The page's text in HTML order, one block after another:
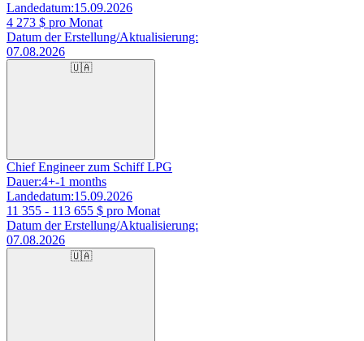
Landedatum:15.09.2026
4 273 $ pro Monat
Datum der Erstellung/Aktualisierung:
07.08.2026
🇺🇦
Chief Engineer zum Schiff LPG
Dauer:4+-1 months
Landedatum:15.09.2026
11 355 - 113 655 $ pro Monat
Datum der Erstellung/Aktualisierung:
07.08.2026
🇺🇦